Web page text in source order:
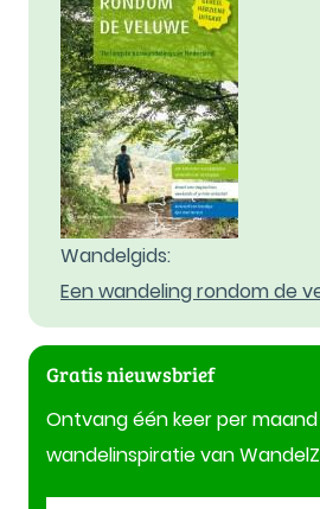
Wandelgids:
Een wandeling rondom de
Gratis nieuwsbrief
Ontvang één keer per maand
wandelinspiratie van